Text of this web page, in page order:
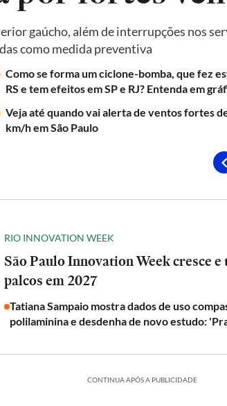
gaúcho, além de interrupções nos
como medida preventiva
Como se forma um ciclone-bomba, que fez
RS e tem efeitos em SP e RJ? Entenda em
Veja até quando vai alerta de ventos fortes
km/h em São Paulo
RIO INNOVATION WEEK
São Paulo Innovation Week cresce e
palcos em 2027
Tatiana Sampaio mostra dados de uso
polilaminina e desdenha de novo estudo:
CONTINUA APÓS A PUBLICIDADE